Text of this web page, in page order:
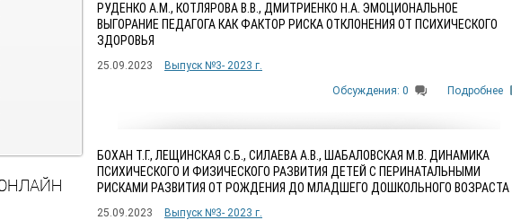
РУДЕНКО А.М., КОТЛЯРОВА В.В., ДМИТРИЕНКО Н.А. ЭМОЦИОНАЛЬНОЕ
ВЫГОРАНИЕ ПЕДАГОГА КАК ФАКТОР РИСКА ОТКЛОНЕНИЯ ОТ ПСИХИЧЕСКОГО
ЗДОРОВЬЯ
25.09.2023
Выпуск №3- 2023 г.
Обсуждения: 0
Подробнее
БОХАН Т.Г., ЛЕЩИНСКАЯ С.Б., СИЛАЕВА А.В., ШАБАЛОВСКАЯ М.В. ДИНАМИКА
ПСИХИЧЕСКОГО И ФИЗИЧЕСКОГО РАЗВИТИЯ ДЕТЕЙ С ПЕРИНАТАЛЬНЫМИ
РИСКАМИ РАЗВИТИЯ ОТ РОЖДЕНИЯ ДО МЛАДШЕГО ДОШКОЛЬНОГО ВОЗРАСТА
25.09.2023
Выпуск №3- 2023 г.